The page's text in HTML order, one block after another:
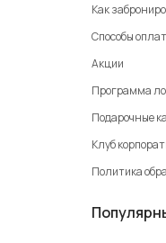
Как
Способы
Акции
Программа
Подарочные
Клуб
Политика